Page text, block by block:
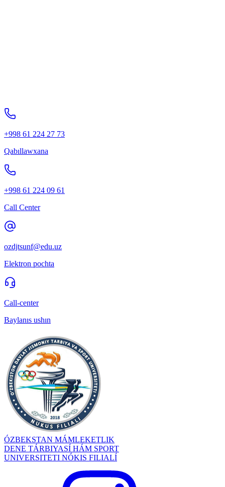
+998 61 224 27 73
Qabıllawxana
+998 61 224 09 61
Call Center
ozdjtsunf@edu.uz
Elektron pochta
Call-center
Baylanıs ushın
ÓZBEKSTAN MÁMLEKETLIK
DENE TÁRBIYASÍ HÁM SPORT
UNIVERSITETI NÓKIS FILIALÍ